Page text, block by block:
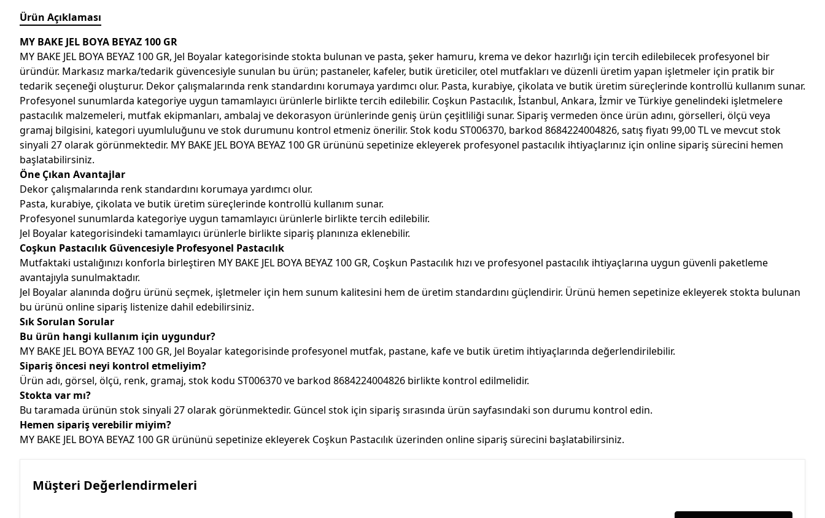
Ürün Açıklaması
MY BAKE JEL BOYA BEYAZ 100 GR
MY BAKE JEL BOYA BEYAZ 100 GR, Jel Boyalar kategorisinde stokta bulunan ve pasta, şeker hamuru, krema ve dekor hazırlığı için tercih edilebilecek profesyonel bir
üründür. Markasız marka/tedarik güvencesiyle sunulan bu ürün; pastaneler, kafeler, butik üreticiler, otel mutfakları ve düzenli üretim yapan işletmeler için pratik bir
tedarik seçeneği oluşturur. Dekor çalışmalarında renk standardını korumaya yardımcı olur. Pasta, kurabiye, çikolata ve butik üretim süreçlerinde kontrollü kullanım sunar.
Profesyonel sunumlarda kategoriye uygun tamamlayıcı ürünlerle birlikte tercih edilebilir. Coşkun Pastacılık, İstanbul, Ankara, İzmir ve Türkiye genelindeki işletmelere
pastacılık malzemeleri, mutfak ekipmanları, ambalaj ve dekorasyon ürünlerinde geniş ürün çeşitliliği sunar. Sipariş vermeden önce ürün adını, görselleri, ölçü veya
gramaj bilgisini, kategori uyumluluğunu ve stok durumunu kontrol etmeniz önerilir. Stok kodu ST006370, barkod 8684224004826, satış fiyatı 99,00 TL ve mevcut stok
sinyali 27 olarak görünmektedir. MY BAKE JEL BOYA BEYAZ 100 GR ürününü sepetinize ekleyerek profesyonel pastacılık ihtiyaçlarınız için online sipariş sürecini hemen
başlatabilirsiniz.
Öne Çıkan Avantajlar
Dekor çalışmalarında renk standardını korumaya yardımcı olur.
Pasta, kurabiye, çikolata ve butik üretim süreçlerinde kontrollü kullanım sunar.
Profesyonel sunumlarda kategoriye uygun tamamlayıcı ürünlerle birlikte tercih edilebilir.
Jel Boyalar kategorisindeki tamamlayıcı ürünlerle birlikte sipariş planınıza eklenebilir.
Coşkun Pastacılık Güvencesiyle Profesyonel Pastacılık
Mutfaktaki ustalığınızı konforla birleştiren MY BAKE JEL BOYA BEYAZ 100 GR, Coşkun Pastacılık hızı ve profesyonel pastacılık ihtiyaçlarına uygun güvenli paketleme
avantajıyla sunulmaktadır.
Jel Boyalar alanında doğru ürünü seçmek, işletmeler için hem sunum kalitesini hem de üretim standardını güçlendirir. Ürünü hemen sepetinize ekleyerek stokta bulunan
bu ürünü online sipariş listenize dahil edebilirsiniz.
Sık Sorulan Sorular
Bu ürün hangi kullanım için uygundur?
MY BAKE JEL BOYA BEYAZ 100 GR, Jel Boyalar kategorisinde profesyonel mutfak, pastane, kafe ve butik üretim ihtiyaçlarında değerlendirilebilir.
Sipariş öncesi neyi kontrol etmeliyim?
Ürün adı, görsel, ölçü, renk, gramaj, stok kodu ST006370 ve barkod 8684224004826 birlikte kontrol edilmelidir.
Stokta var mı?
Bu taramada ürünün stok sinyali 27 olarak görünmektedir. Güncel stok için sipariş sırasında ürün sayfasındaki son durumu kontrol edin.
Hemen sipariş verebilir miyim?
MY BAKE JEL BOYA BEYAZ 100 GR ürününü sepetinize ekleyerek Coşkun Pastacılık üzerinden online sipariş sürecini başlatabilirsiniz.
Müşteri Değerlendirmeleri